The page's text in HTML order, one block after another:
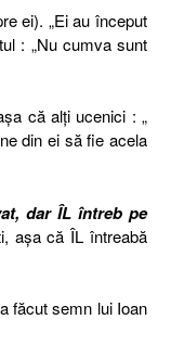
ei). „Ei au început
: „Nu cumva sunt
că alţi ucenici : „
din ei să fie acela
dar ÎL întreb pe
aşa că ÎL întreabă
făcut semn lui Ioan